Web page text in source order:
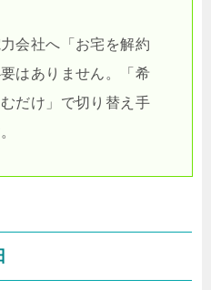
会社へ「お宅を解約
はありません。「希
だけ」で切り替え手